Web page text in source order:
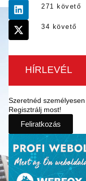
271 követő
34 követő
HÍRLEVÉL
Szeretnéd
Regisztrálj most!
Feliratkozás